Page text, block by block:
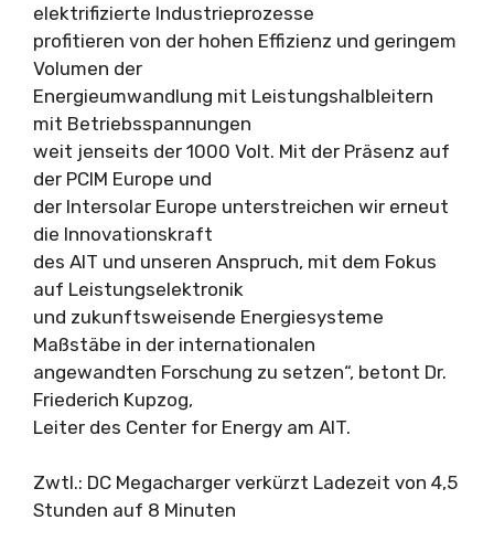
elektrifizierte Industrieprozesse
profitieren von der hohen Effizienz und geringem
Volumen der
Energieumwandlung mit Leistungshalbleitern
mit Betriebsspannungen
weit jenseits der 1000 Volt. Mit der Präsenz auf
der PCIM Europe und
der Intersolar Europe unterstreichen wir erneut
die Innovationskraft
des AIT und unseren Anspruch, mit dem Fokus
auf Leistungselektronik
und zukunftsweisende Energiesysteme
Maßstäbe in der internationalen
angewandten Forschung zu setzen“, betont Dr.
Friederich Kupzog,
Leiter des Center for Energy am AIT.
Zwtl.: DC Megacharger verkürzt Ladezeit von 4,5
Stunden auf 8 Minuten